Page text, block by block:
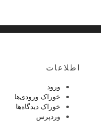
اطلاعات
ورود
خوراک ورودی‌ها
خوراک دیدگاه‌ها
وردپرس